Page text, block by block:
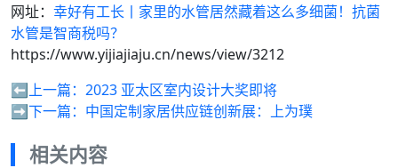
网址： 幸好有工长丨家里的水管居然藏着这么多细菌！抗菌
水管是智商税吗？
https://www.yijiajiaju.cn/news/view/3212
⬅️上一篇： 2023 亚太区室内设计大奖即将
➡️下一篇： 中国定制家居供应链创新展：上为璞
相关内容